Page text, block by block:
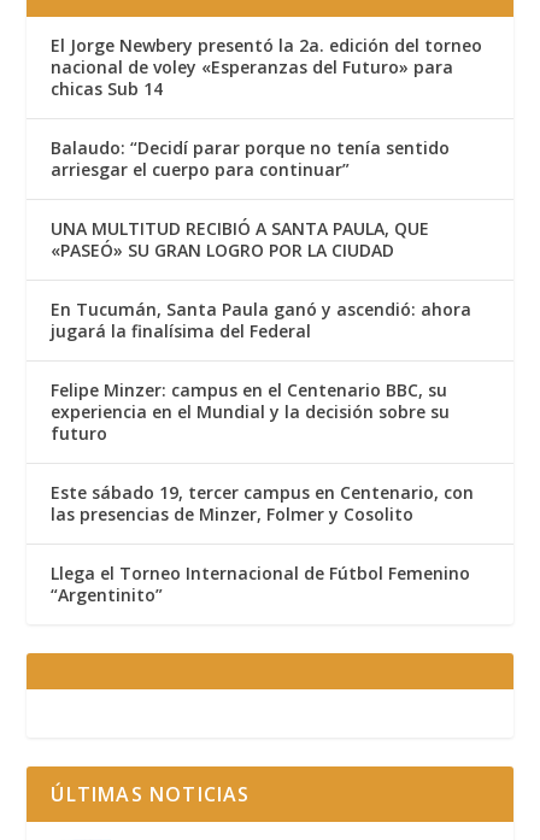
El Jorge Newbery presentó la 2a. edición del torneo
nacional de voley «Esperanzas del Futuro» para
chicas Sub 14
Balaudo: “Decidí parar porque no tenía sentido
arriesgar el cuerpo para continuar”
UNA MULTITUD RECIBIÓ A SANTA PAULA, QUE
«PASEÓ» SU GRAN LOGRO POR LA CIUDAD
En Tucumán, Santa Paula ganó y ascendió: ahora
jugará la finalísima del Federal
Felipe Minzer: campus en el Centenario BBC, su
experiencia en el Mundial y la decisión sobre su
futuro
Este sábado 19, tercer campus en Centenario, con
las presencias de Minzer, Folmer y Cosolito
Llega el Torneo Internacional de Fútbol Femenino
“Argentinito”
ÚLTIMAS NOTICIAS